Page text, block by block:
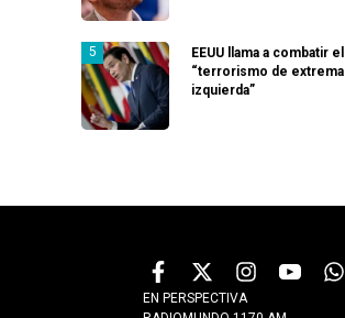
EEUU llama a combatir el
“terrorismo de extrema
izquierda”
EN PERSPECTIVA